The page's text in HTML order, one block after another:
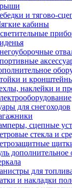
и тягово-
кабины
и
наклейки и
для снегоходов
сцепные
стекла и
дополнительное
для
и накладки